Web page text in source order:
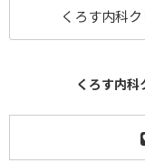
くろす内科
くろす内科